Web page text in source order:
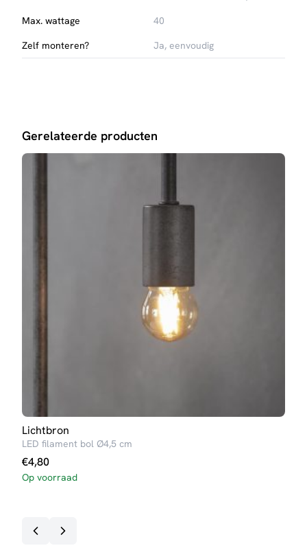
Onderdeel van de Wendy-serie
Max. wattage
40
Zelf monteren?
Ja, eenvoudig
Gerelateerde producten
Lichtbron
LED filament bol Ø4,5 cm
€4,80
Op voorraad